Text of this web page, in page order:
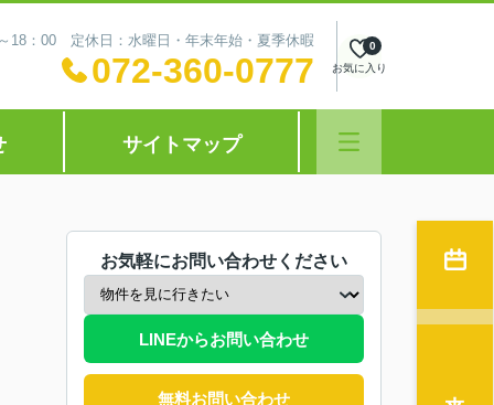
18：00 定休日：水曜日・年末年始・夏季休暇
072-360-0777 お気に入り
0
サイトマップ
お気軽にお問い合わせください
LINEからお問い合わせ
無料お問い合わせ